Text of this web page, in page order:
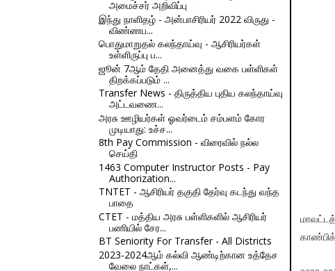
அமைச்சர் அறிவிப்பு
இந்து நாளிதழ் - அன்பாசிரியர் 2022 விருது -
விண்ணப...
பொதுமாறுதல் கலந்தாய்வு - ஆசிரியர்கள்
உள்ளிருப்பு ப...
ஜூன் 7ஆம் தேதி அனைத்து வகை பள்ளிகள்
திறக்கப்படும் ...
Transfer News - திருத்திய புதிய கலந்தாய்வு
அட்டவணை...
அரசு ஊழியர்கள் ஓவர்டைம் சம்பளம் கோர
முடியாது: உச்ச...
8th Pay Commission - விரைவில் நல்ல
செய்தி
1463 Computer Instructor Posts - Pay
Authorization...
TNTET - ஆசிரியர் தகுதி தேர்வு கடந்து வந்த
பாதை
CTET - மத்திய அரசு பள்ளிகளில் ஆசிரியர்
பணியில் சேர...
BT Seniority For Transfer - All Districts
2023-2024ஆம் கல்வி ஆண்டிற்கான உத்தேச
வேலை நாட்கள்,...